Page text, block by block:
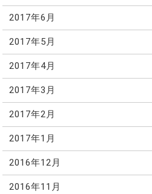
2017年6月
2017年5月
2017年4月
2017年3月
2017年2月
2017年1月
2016年12月
2016年11月